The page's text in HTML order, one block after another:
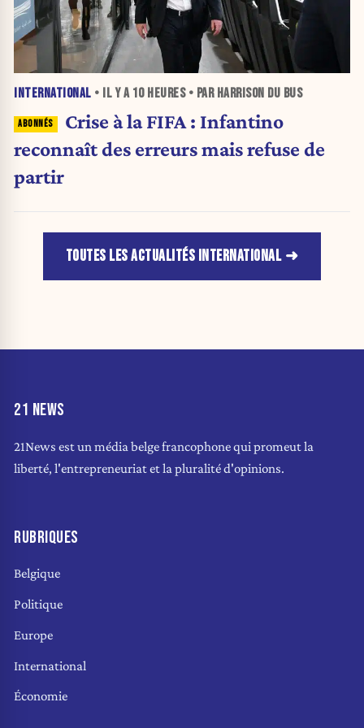
INTERNATIONAL • IL Y A 10 HEURES• PAR HARRISON DU BUS
Crise à la FIFA : Infantino
reconnaît des erreurs mais refuse de
partir
TOUTES LES ACTUALITÉS INTERNATIONAL
21 NEWS
21News est un média belge francophone qui promeut la
liberté, l'entrepreneuriat et la pluralité d'opinions.
RUBRIQUES
Belgique
Politique
Europe
International
Économie